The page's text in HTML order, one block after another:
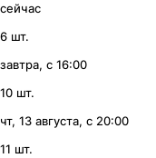
сейчас
6 шт.
завтра, с 16:00
10 шт.
чт, 13 августа, с 20:00
11 шт.